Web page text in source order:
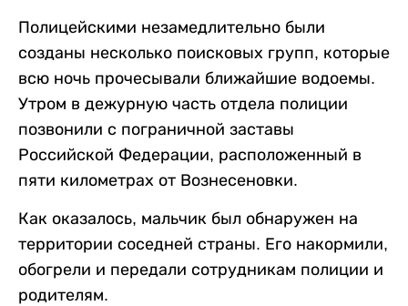
Полицейскими незамедлительно были
созданы несколько поисковых групп, которые
всю ночь прочесывали ближайшие водоемы.
Утром в дежурную часть отдела полиции
позвонили с пограничной заставы
Российской Федерации, расположенный в
пяти километрах от Вознесеновки.
Как оказалось, мальчик был обнаружен на
территории соседней страны. Его накормили,
обогрели и передали сотрудникам полиции и
родителям.